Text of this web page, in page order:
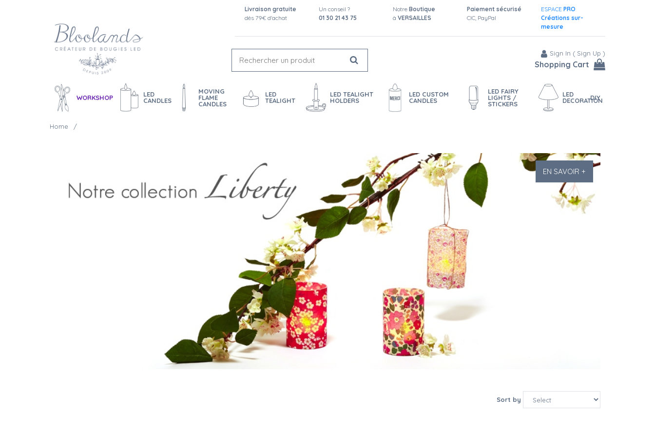
Livraison gratuite
dès 79€ d'achat
Un conseil ?
01 30 21 43 75
Notre Boutique
à VERSAILLES
Paiement sécurisé
CIC, PayPal
ESPACE PRO
Créations sur-
mesure
Sign In ( Sign Up )
Shopping Cart
WORKSHOP
LED
CANDLES
MOVING
FLAME
CANDLES
LED
TEALIGHT
LED TEALIGHT
HOLDERS
LED CUSTOM
CANDLES
LED FAIRY
LIGHTS /
STICKERS
LED
DECORATION
DIY
Home
EN SAVOIR +
Sort by